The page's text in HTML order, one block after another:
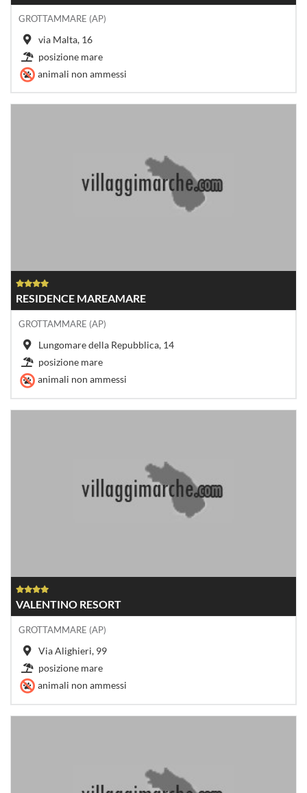
GROTTAMMARE (AP)
via Malta, 16
posizione mare
animali non ammessi
RESIDENCE MAREAMARE
GROTTAMMARE (AP)
Lungomare della Repubblica, 14
posizione mare
animali non ammessi
VALENTINO RESORT
GROTTAMMARE (AP)
Via Alighieri, 99
posizione mare
animali non ammessi